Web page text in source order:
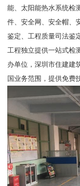
能、太阳能热水系统检
件、安全网、安全帽、
鉴定、工程质量司法鉴
工程独立提供一站式检
办单位，深圳市住建建
国业务范围，提供免费